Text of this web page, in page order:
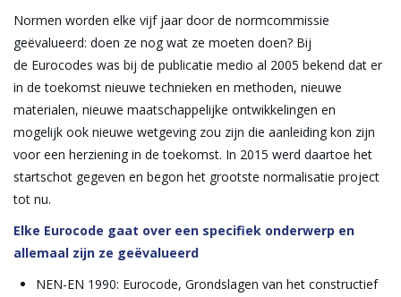
Normen worden elke vijf jaar door de normcommissie
geëvalueerd: doen ze nog wat ze moeten doen? Bij
de Eurocodes was bij de publicatie medio al 2005 bekend dat er
in de toekomst nieuwe technieken en methoden, nieuwe
materialen, nieuwe maatschappelijke ontwikkelingen en
mogelijk ook nieuwe wetgeving zou zijn die aanleiding kon zijn
voor een herziening in de toekomst. In 2015 werd daartoe het
startschot gegeven en begon het grootste normalisatie project
tot nu.
Elke Eurocode gaat over een specifiek onderwerp en
allemaal zijn ze geëvalueerd
NEN-EN 1990: Eurocode, Grondslagen van het constructief